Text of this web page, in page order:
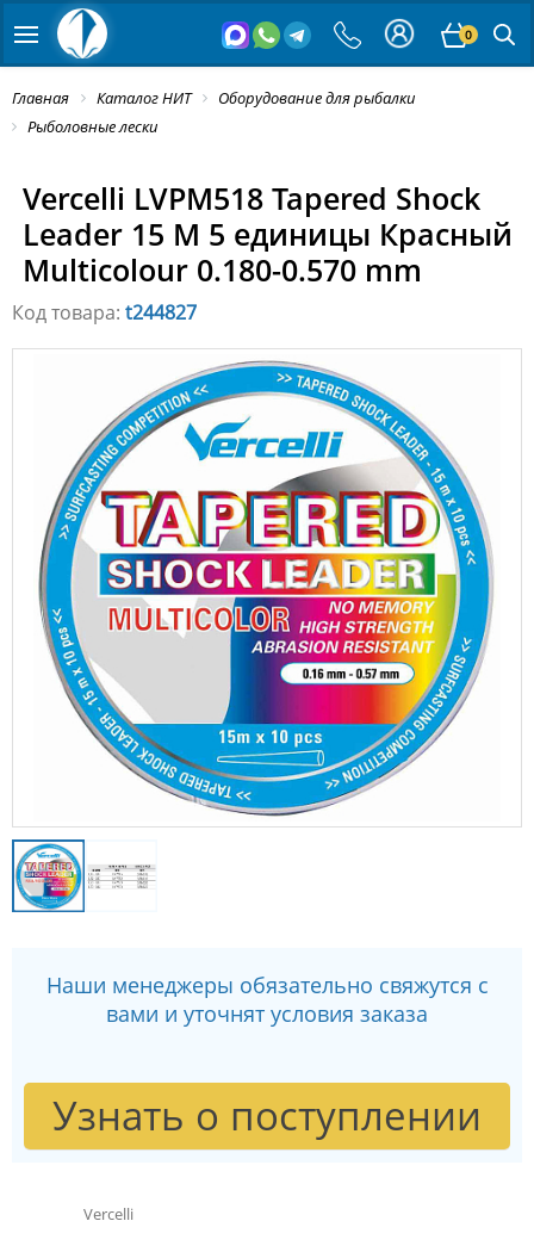
0
Главная Каталог НИТ
Оборудование для рыбалки
Рыболовные лески
Vercelli LVPM518 Tapered Shock
Leader 15 M 5 единицы Красный
Multicolour 0.180-0.570 mm
Код товара: t244827
Наши менеджеры обязательно свяжутся с
вами и уточнят условия заказа
Узнать о поступлении
Vercelli